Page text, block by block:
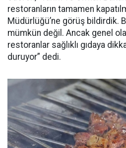
restoranların tamamen
Müdürlüğü’ne görüş bildirdik.
mümkün değil. Ancak genel
restoranlar sağlıklı gıdaya
duruyor” dedi.